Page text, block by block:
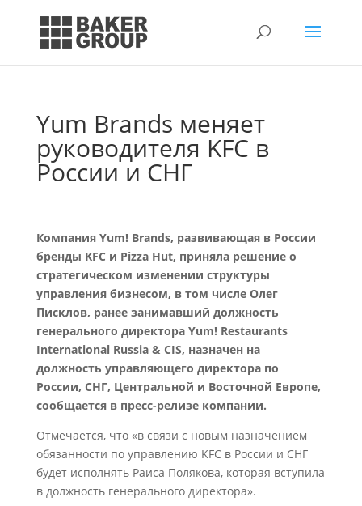
Yum Brands меняет
руководителя KFC в
России и СНГ
Компания Yum! Brands, развивающая в России
бренды KFC и Pizza Hut, приняла решение о
стратегическом изменении структуры
управления бизнесом, в том числе Олег
Писклов, ранее занимавший должность
генерального директора Yum! Restaurants
International Russia & CIS, назначен на
должность управляющего директора по
России, СНГ, Центральной и Восточной Европе,
сообщается в пресс-релизе компании.
Отмечается, что «в связи с новым назначением
обязанности по управлению KFC в России и СНГ
будет исполнять Раиса Полякова, которая вступила
в должность генерального директора».